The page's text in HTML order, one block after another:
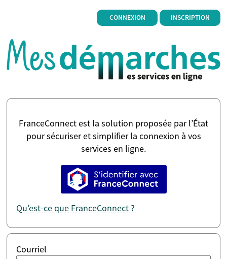
CONNEXION INSCRIPTION
FranceConnect est la solution proposée par l’État
pour sécuriser et simplifier la connexion à vos
services en ligne.
S’identifier avec
Qu’est-ce que FranceConnect ?
Courriel